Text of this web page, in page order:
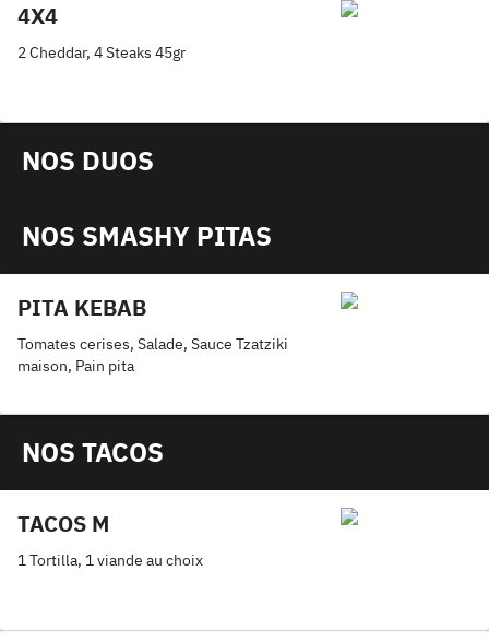
4X4
2 Cheddar, 4 Steaks 45gr
NOS DUOS
NOS SMASHY PITAS
PITA KEBAB
Tomates cerises, Salade, Sauce Tzatziki
maison, Pain pita
NOS TACOS
TACOS M
1 Tortilla, 1 viande au choix